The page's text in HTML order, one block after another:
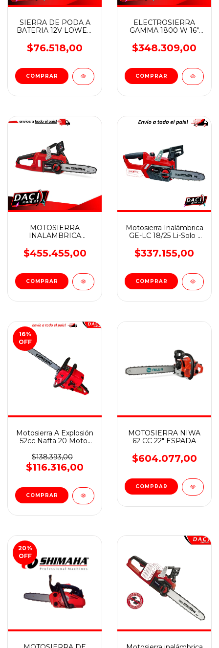
SIERRA DE PODA A
BATERIA 12V LOWEN
$76.518,00
ELECTROSIERRA
GAMMA 1800 W 16"
$348.309,00
MOTOSIERRA
INALAMBRICA
ESPADA 300
EINHELL
$455.455,00
Motosierra Inalámbrica
GE-LC 18/25 Li-Solo -
$337.155,00
16%
OFF
Motosierra A Explosión
52cc Nafta 20 Motor
$138.393,00
$116.316,00
COMPRAR
MOTOSIERRA NIWA
62 CC 22" ESPADA
$604.077,00
20%
OFF